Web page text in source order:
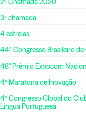
3ª chamada
4 estrelas
44º Congresso Brasileiro
48° Prêmio Expocom
4ª Maratona de Inovação
4º Congresso Global do
Língua Portuguesa